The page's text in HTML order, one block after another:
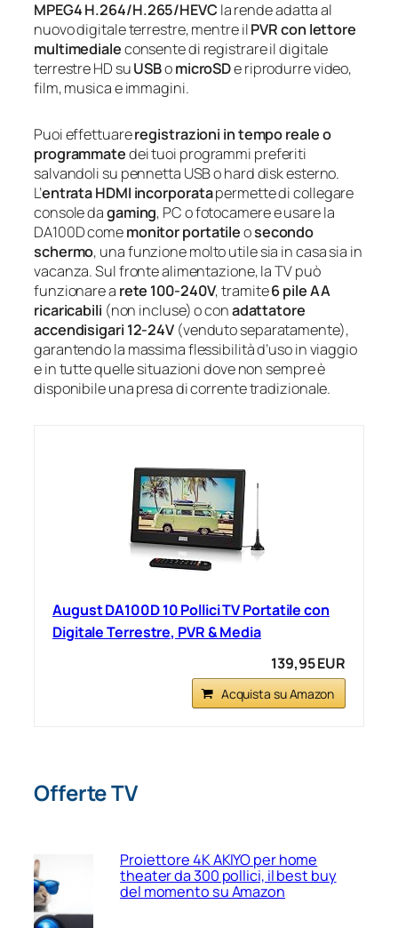
MPEG4 H.264/H.265/HEVC la rende adatta al
nuovo digitale terrestre, mentre ilPVR con lettore
multimedialeconsente di registrare il digitale
terrestre HD suUSBomicroSDe riprodurre video,
film, musica e immagini.
Puoi effettuareregistrazioni in tempo reale o
programmatedei tuoi programmi preferiti
salvandoli su pennetta USB o hard disk esterno.
L’entrata HDMI incorporatapermette di collegare
console dagaming, PC o fotocamere e usare la
DA100D comemonitor portatileosecondo
schermo, una funzione molto utile sia in casa sia in
vacanza. Sul fronte alimentazione, la TV può
funzionare a rete 100-240V, tramite6 pile AA
ricaricabili (non incluse) o conadattatore
accendisigari 12-24V (venduto separatamente),
garantendo la massima flessibilità d’uso in viaggio
e in tutte quelle situazioni dove non sempre è
disponibile una presa di corrente tradizionale.
August DA100D 10 Pollici TV Portatile con
Digitale Terrestre, PVR & Media
139,95 EUR
Acquista su Amazon
Offerte TV
Proiettore 4K AKIYO per home
theater da 300 pollici, il best buy
del momento su Amazon